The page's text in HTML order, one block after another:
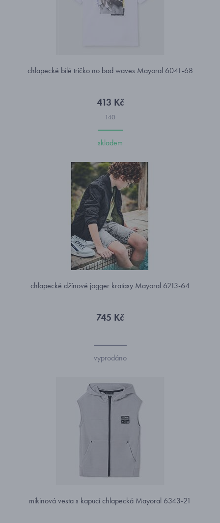
chlapecké bílé tričko no bad waves Mayoral 6041-68
413 Kč
140
skladem
chlapecké džínové jogger kraťasy Mayoral 6213-64
745 Kč
vyprodáno
mikinová vesta s kapucí chlapecká Mayoral 6343-21